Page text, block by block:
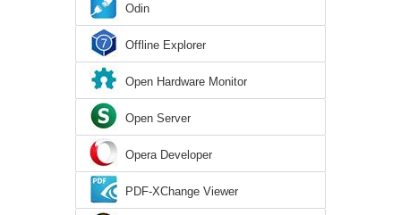
Odin
Offline Explorer
Open Hardware Monitor
Open Server
Opera Developer
PDF-XChange Viewer